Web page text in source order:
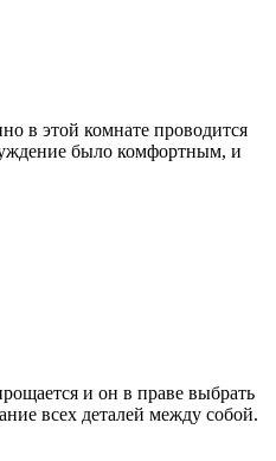
в этой комнате проводится
было комфортным, и
и он в праве выбрать
всех деталей между собой.